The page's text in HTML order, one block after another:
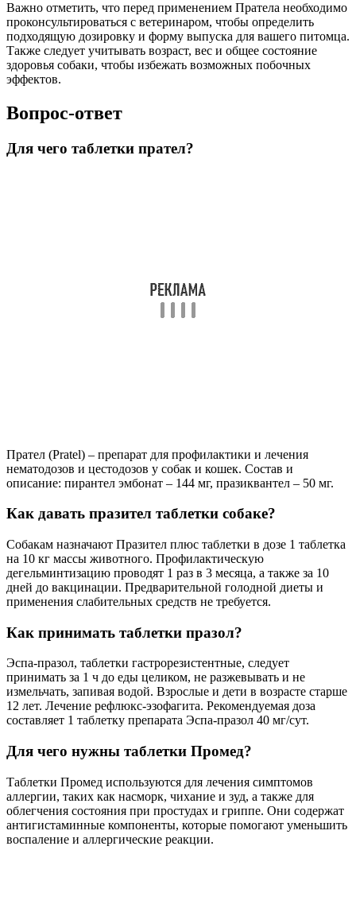
Важно отметить, что перед применением Пратела необходимо
проконсультироваться с ветеринаром, чтобы определить
подходящую дозировку и форму выпуска для вашего питомца.
Также следует учитывать возраст, вес и общее состояние
здоровья собаки, чтобы избежать возможных побочных
эффектов.
Вопрос-ответ
Для чего таблетки прател?
Прател (Pratel) – препарат для профилактики и лечения
нематодозов и цестодозов у собак и кошек. Состав и
описание: пирантел эмбонат – 144 мг, празиквантел – 50 мг.
Как давать празител таблетки собаке?
Собакам назначают Празител плюс таблетки в дозе 1 таблетка
на 10 кг массы животного. Профилактическую
дегельминтизацию проводят 1 раз в 3 месяца, а также за 10
дней до вакцинации. Предварительной голодной диеты и
применения слабительных средств не требуется.
Как принимать таблетки празол?
Эспа-празол, таблетки гастрорезистентные, следует
принимать за 1 ч до еды целиком, не разжевывать и не
измельчать, запивая водой. Взрослые и дети в возрасте старше
12 лет. Лечение рефлюкс-эзофагита. Рекомендуемая доза
составляет 1 таблетку препарата Эспа-празол 40 мг/сут.
Для чего нужны таблетки Промед?
Таблетки Промед используются для лечения симптомов
аллергии, таких как насморк, чихание и зуд, а также для
облегчения состояния при простудах и гриппе. Они содержат
антигистаминные компоненты, которые помогают уменьшить
воспаление и аллергические реакции.